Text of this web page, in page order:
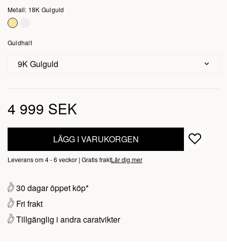
Metall: 18K Gulguld
Guldhalt
9K Gulguld
4 999 SEK
LÄGG I VARUKORGEN
Leverans om 4 - 6 veckor | Gratis fraktLär dig mer
30 dagar öppet köp*
Fri frakt
Tillgänglig i andra caratvikter